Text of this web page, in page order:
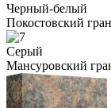
Черный-белый
Покостовский
Серый
Мансуровский